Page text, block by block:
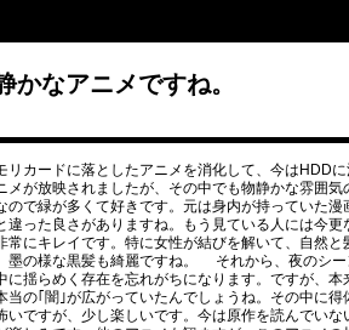
かなアニメですね。
カードに落としたアニメを消化して、今はHDD
メが放映されましたが、その中でも物静かな雰囲
ので緑が多くて好きです。元は身内が持っていた
違った良さがありますね。もう見ている人には今
常にキレイです。特に女性が結びを解いて、自然
墨の様な黒髪も綺麗ですね。 それから、夜のシ
に揺らめく存在を忘れがちになります。ですが、
当の｢闇｣が広がっていたんでしょうね。その中に
いですが、少し楽しいです。今は原作を読んでい